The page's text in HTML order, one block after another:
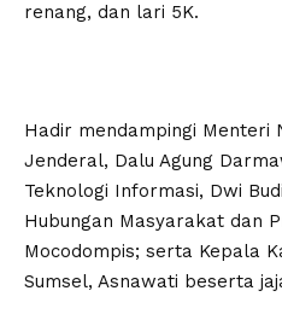
renang, dan lari 5K.
Hadir mendampingi Menteri
Jenderal, Dalu Agung
Teknologi Informasi, Dwi
Hubungan Masyarakat dan
Mocodompis; serta Kepala
Sumsel, Asnawati beserta